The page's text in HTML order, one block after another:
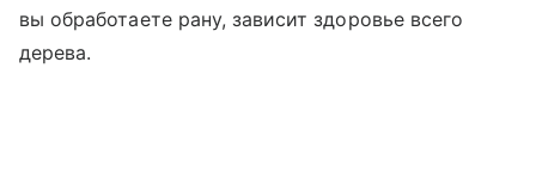
вы обработаете рану, зависит здоровье всего
дерева.